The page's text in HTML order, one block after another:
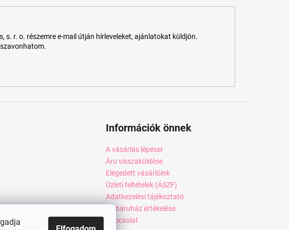
r. o. részemre e-mail útján hírleveleket, ajánlatokat küldjön.
Információk önnek
A vásárlás lépései
Áru visszaküldése
Elégedett vásárlóink
Üzleti feltételek (ÁSZF)
Adatkezelési tájékoztató
Webáruház értékelése
Kapcsolat